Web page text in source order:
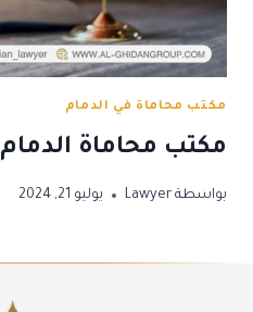
مكتب محاماة في الدمام
مكتب محاماة الدمام 0541500500
بواسطة Lawyer يوليو 21, 2024